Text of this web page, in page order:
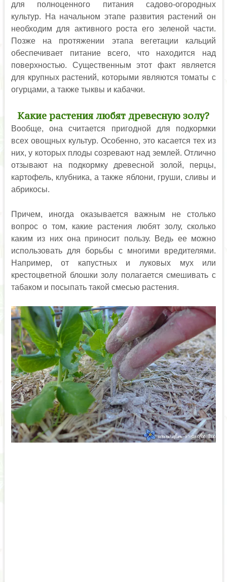
для полноценного питания садово-огородных
культур. На начальном этапе развития растений он
необходим для активного роста его зеленой части.
Позже на протяжении этапа вегетации кальций
обеспечивает питание всего, что находится над
поверхностью. Существенным этот факт является
для крупных растений, которыми являются томаты с
огурцами, а также тыквы и кабачки.
Какие растения любят древесную золу?
Вообще, она считается пригодной для подкормки
всех овощных культур. Особенно, это касается тех из
них, у которых плоды созревают над землей. Отлично
отзывают на подкормку древесной золой, перцы,
картофель, клубника, а также яблони, груши, сливы и
абрикосы.
Причем, иногда оказывается важным не столько
вопрос о том, какие растения любят золу, сколько
каким из них она приносит пользу. Ведь ее можно
использовать для борьбы с многими вредителями.
Например, от капустных и луковых мух или
крестоцветной блошки золу полагается смешивать с
табаком и посыпать такой смесью растения.